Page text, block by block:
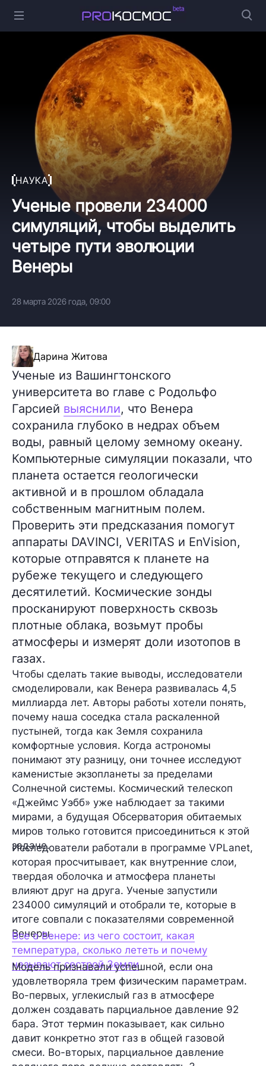
НАУКА
Ученые провели 234000
симуляций, чтобы выделить
четыре пути эволюции
Венеры
28 марта 2026 года, 09:00
Дарина Житова
Ученые из Вашингтонского
университета во главе с Родольфо
Гарсией выяснили, что Венера
сохранила глубоко в недрах объем
воды, равный целому земному океану.
Компьютерные симуляции показали, что
планета остается геологически
активной и в прошлом обладала
собственным магнитным полем.
Проверить эти предсказания помогут
аппараты DAVINCI, VERITAS и EnVision,
которые отправятся к планете на
рубеже текущего и следующего
десятилетий. Космические зонды
просканируют поверхность сквозь
плотные облака, возьмут пробы
атмосферы и измерят доли изотопов в
газах.
Чтобы сделать такие выводы, исследователи
смоделировали, как Венера развивалась 4,5
миллиарда лет. Авторы работы хотели понять,
почему наша соседка стала раскаленной
пустыней, тогда как Земля сохранила
комфортные условия. Когда астрономы
понимают эту разницу, они точнее исследуют
каменистые экзопланеты за пределами
Солнечной системы. Космический телескоп
«Джеймс Уэбб» уже наблюдает за такими
мирами, а будущая Обсерватория обитаемых
миров только готовится присоединиться к этой
задаче.
Исследователи работали в программе VPLanet,
которая просчитывает, как внутренние слои,
твердая оболочка и атмосфера планеты
влияют друг на друга. Ученые запустили
234000 симуляций и отобрали те, которые в
итоге совпали с показателями современной
Венеры.
Все о Венере: из чего состоит, какая
температура, сколько лететь и почему
называют сестрой Земли
Модель признавали успешной, если она
удовлетворяла трем физическим параметрам.
Во-первых, углекислый газ в атмосфере
должен создавать парциальное давление 92
бара. Этот термин показывает, как сильно
давит конкретно этот газ в общей газовой
смеси. Во-вторых, парциальное давление